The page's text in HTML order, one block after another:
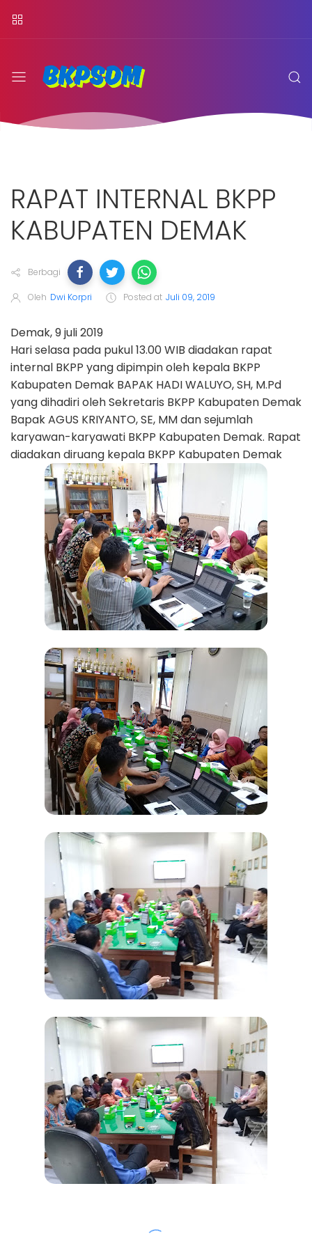
RAPAT INTERNAL BKPP
KABUPATEN DEMAK
Berbagi
Oleh Dwi Korpri Posted at Juli 09, 2019
Demak, 9 juli 2019
Hari selasa pada pukul 13.00 WIB diadakan rapat
internal BKPP yang dipimpin oleh kepala BKPP
Kabupaten Demak BAPAK HADI WALUYO, SH, M.Pd
yang dihadiri oleh Sekretaris BKPP Kabupaten Demak
Bapak AGUS KRIYANTO, SE, MM dan sejumlah
karyawan-karyawati BKPP Kabupaten Demak. Rapat
diadakan diruang kepala BKPP Kabupaten Demak